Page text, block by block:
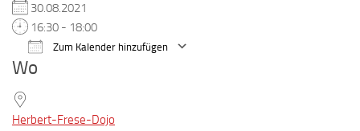
30.08.2021
16:30 - 18:00
Zum Kalender hinzufügen
Wo
Herbert-Frese-Dojo